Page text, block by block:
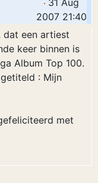
31 Aug
2007 21:40
dat een artiest
keer binnen is
Album Top 100.
: Mijn
met